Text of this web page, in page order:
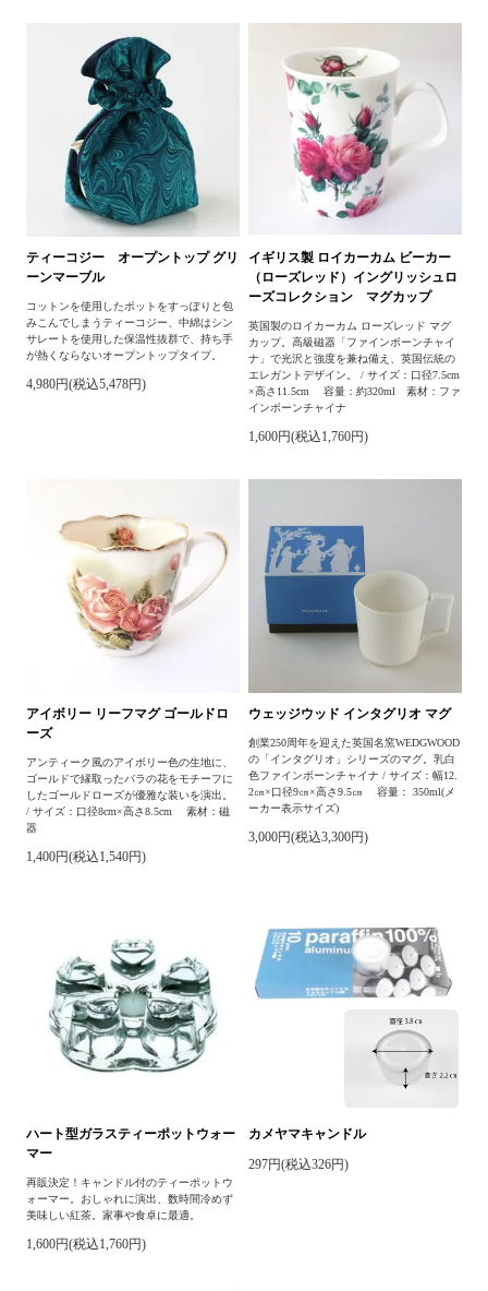
ティーコジー オープントップ グリ
ーンマーブル
コットンを使用したポットをすっぽりと包
みこんでしまうティーコジー、中綿はシン
サレートを使用した保温性抜群で、持ち手
が熱くならないオープントップタイプ。
4,980円(税込5,478円)
イギリス製 ロイカーカム ビーカー
（ローズレッド）イングリッシュロ
ーズコレクション マグカップ
英国製のロイカーカム ローズレッド マグ
カップ。高級磁器「ファインボーンチャイ
ナ」で光沢と強度を兼ね備え、英国伝統の
エレガントデザイン。 / サイズ：口径7.5cm
×高さ11.5cm 容量：約320ml 素材：ファ
インボーンチャイナ
1,600円(税込1,760円)
アイボリー リーフマグ ゴールドロ
ーズ
アンティーク風のアイボリー色の生地に、
ゴールドで縁取ったバラの花をモチーフに
したゴールドローズが優雅な装いを演出。
/ サイズ：口径8cm×高さ8.5cm 素材：磁
器
1,400円(税込1,540円)
ウェッジウッド インタグリオ マグ
創業250周年を迎えた英国名窯WEDGWOOD
の「インタグリオ」シリーズのマグ。乳白
色ファインボーンチャイナ / サイズ：幅12.
2㎝×口径9㎝×高さ9.5㎝ 容量： 350ml(メ
ーカー表示サイズ)
3,000円(税込3,300円)
ハート型ガラスティーポットウォー
マー
再販決定！キャンドル付のティーポットウ
ォーマー。おしゃれに演出、数時間冷めず
美味しい紅茶。家事や食卓に最適。
1,600円(税込1,760円)
カメヤマキャンドル
297円(税込326円)